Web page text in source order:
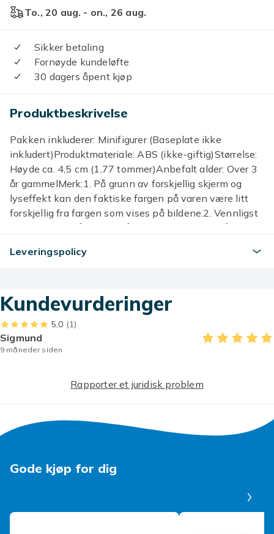
To., 20 aug. - on., 26 aug.
Sikker betaling
Fornøyde kundeløfte
30 dagers åpent kjøp
Produktbeskrivelse
Pakken inkluderer: Minifigurer (Baseplate ikke
inkludert)Produktmateriale: ABS (ikke-giftig)Størrelse:
Høyde ca. 4,5 cm (1,77 tommer)Anbefalt alder: Over 3
år gammelMerk:1. På grunn av forskjellig skjerm og
lyseffekt kan den faktiske fargen på varen være litt
forskjellig fra fargen som vises på bildene.2. Vennligst
tillat 1-3 cm måleavvik på grunn av manuell måling. (1
Produktsikkerhetsinformasjon
Leveringspolicy
Kundevurderinger
5,0 (1)
Sigmund
9 måneder siden
Rapporter et juridisk problem
Gode kjøp for dig